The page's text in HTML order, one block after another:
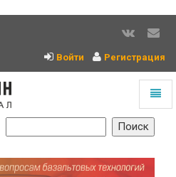
Войти Регистрация